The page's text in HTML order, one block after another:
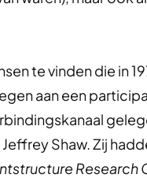
te vinden die in
aan een
Shaw. Zij
Research